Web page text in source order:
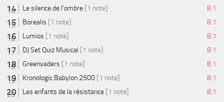
Le silence de l'ombre [1 note]
8.1
Borealis [1 note]
8.1
Lumios [1 note]
8.1
DJ Set Quiz Musical [1 note]
8.1
Greenvaders [1 note]
8.1
Kronologic Babylon 2500 [1 note]
8.1
Les enfants de la résistance [1 note] 8.1